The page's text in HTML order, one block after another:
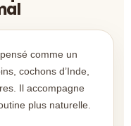
comme un
cochons d’Inde,
Il accompagne
plus naturelle.